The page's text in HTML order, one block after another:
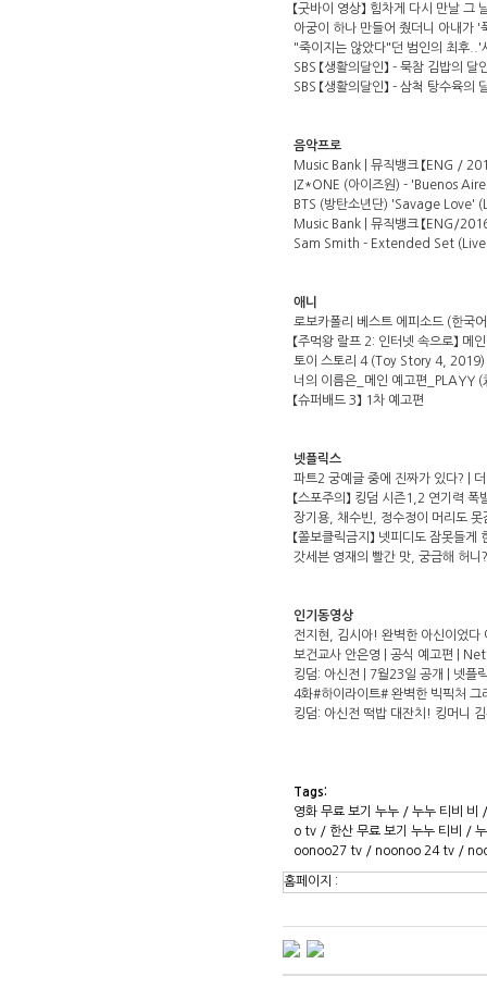
【굿바이 영상】 힘차게 다시 만날 그
아궁이 하나 만들어 줬더니 아내가
"죽이지는 않았다"던 범인의 최후
SBS 【생활의달인】 - 묵참 김밥
SBS 【생활의달인】 - 삼척 탕수
음악프로
Music Bank | 뮤직뱅크 【ENG /
IZ*ONE (아이즈원) - 'Buenos
BTS (방탄소년단) 'Savage Love'
Music Bank | 뮤직뱅크 【ENG/
Sam Smith - Extended Set
애니
로보카폴리 베스트 에피소드 (한국
【주먹왕 랄프 2: 인터넷 속으로】 메
토이 스토리 4 (Toy Story 4, 2019)
너의 이름은_메인 예고편
【슈퍼배드 3】 1차 예고편
넷플릭스
파트2 궁예글 중에 진짜가 있다? |
【스포주의】 킹덤 시즌1,2 연기력
장기용, 채수빈, 정수정이 머리도
【쫄보클릭금지】 넷피디도 잠못들
갓세븐 영재의 빨간 맛, 궁금해 허
인기동영상
전지현, 김시아! 완벽한 아신이었다
보건교사 안은영 | 공식 예고편 |
킹덤: 아신전 | 7월23일 공개 | 넷플
4화#하이라이트# 완벽한 빅픽처 그
킹덤: 아신전 떡밥 대잔치! 킹머니
Tags:
영화 무료 보기 누누 / 누누 티비
o tv / 한산 무료 보기 누누 티비 /
oonoo27 tv / noonoo 24 tv /
홈페이지 :